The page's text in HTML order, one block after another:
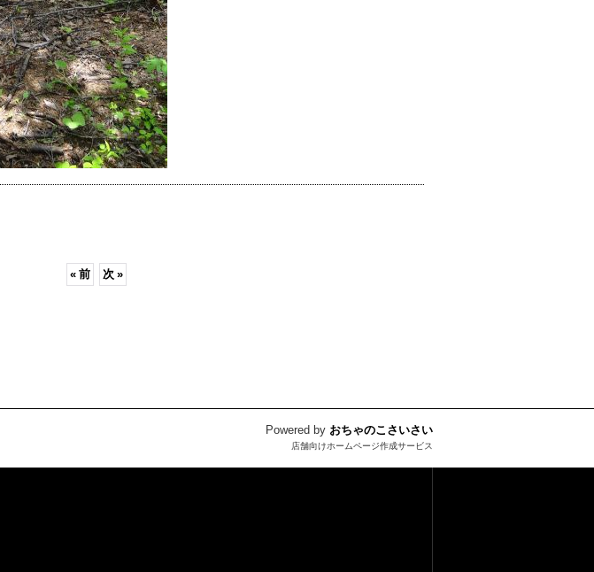
« 前 次 »
Powered by おちゃのこさいさい
店舗向けホームページ作成サービス